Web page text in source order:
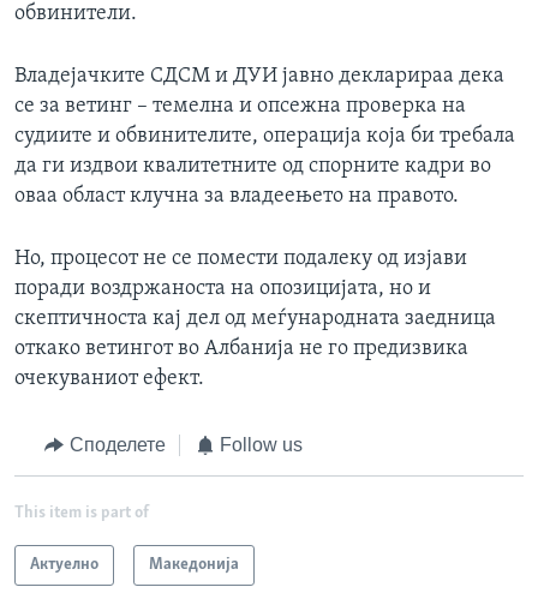
обвинители.
Владејачките СДСМ и ДУИ јавно декларираа дека
се за ветинг – темелна и опсежна проверка на
судиите и обвинителите, операција која би требала
да ги издвои квалитетните од спорните кадри во
оваа област клучна за владеењето на правото.
Но, процесот не се помести подалеку од изјави
поради воздржаноста на опозицијата, но и
скептичноста кај дел од меѓународната заедница
откако ветингот во Албанија не го предизвика
очекуваниот ефект.
Споделете Follow us
This item is part of
Актуелно Македонија